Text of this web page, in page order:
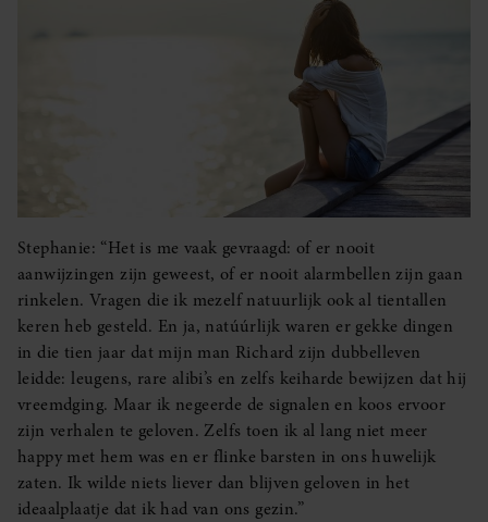
Stephanie: “Het is me vaak gevraagd: of er nooit
aanwijzingen zijn geweest, of er nooit alarmbellen zijn gaan
rinkelen. Vragen die ik mezelf natuurlijk ook al tientallen
keren heb gesteld. En ja, natúúrlijk waren er gekke dingen
in die tien jaar dat mijn man Richard zijn dubbelleven
leidde: leugens, rare alibi’s en zelfs keiharde bewijzen dat hij
vreemdging. Maar ik negeerde de signalen en koos ervoor
zijn verhalen te geloven. Zelfs toen ik al lang niet meer
happy met hem was en er flinke barsten in ons huwelijk
zaten. Ik wilde niets liever dan blijven geloven in het
ideaalplaatje dat ik had van ons gezin.”